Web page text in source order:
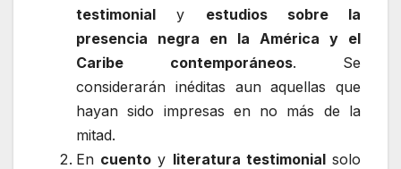
testimonial y estudios sobre la
presencia negra en la América y el
Caribe contemporáneos. Se
considerarán inéditas aun aquellas que
hayan sido impresas en no más de la
mitad.
En cuento y literatura testimonialsolo